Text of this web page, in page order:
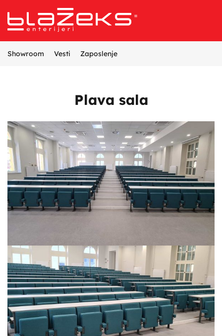
Showroom Vesti Zaposlenje
Plava sala